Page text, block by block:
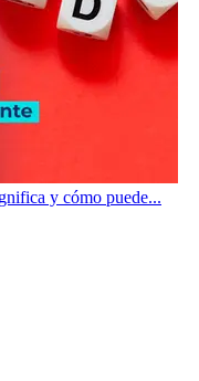
y cómo puede...